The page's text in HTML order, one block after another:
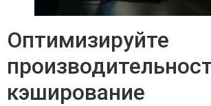
Оптимизируйте
кэширование